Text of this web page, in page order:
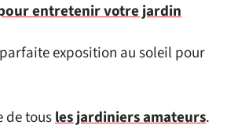
entretenir votre jardin
exposition au soleil pour
de tousles jardiniers amateurs.